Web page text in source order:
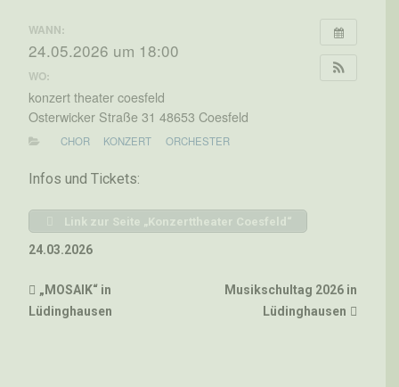
WANN:
24.05.2026 um 18:00
WO:
konzert theater coesfeld
Osterwicker Straße 31 48653 Coesfeld
CHOR KONZERT ORCHESTER
Infos und Tickets:
Link zur Seite „Konzerttheater Coesfeld“
24.03.2026
„MOSAIK“ in
Lüdinghausen
Musikschultag 2026 in
Lüdinghausen